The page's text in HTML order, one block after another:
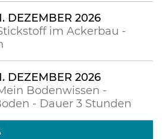
DEZEMBER 2026
im Ackerbau -
DEZEMBER 2026
Bodenwissen -
- Dauer 3 Stunden